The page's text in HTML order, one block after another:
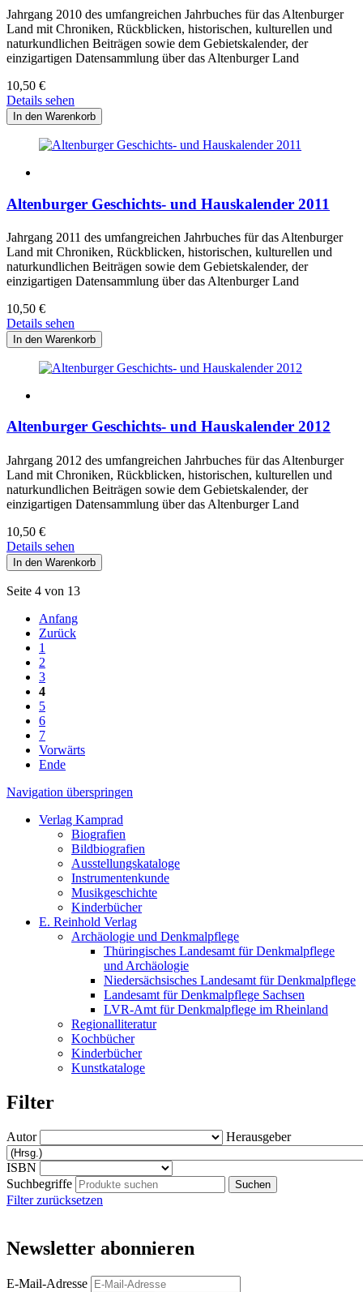
Jahrgang 2010 des umfangreichen Jahrbuches für das Altenburger
Land mit Chroniken, Rückblicken, historischen, kulturellen und
naturkundlichen Beiträgen sowie dem Gebietskalender, der
einzigartigen Datensammlung über das Altenburger Land
10,50 €
Details sehen
Altenburger Geschichts- und Hauskalender 2011
Jahrgang 2011 des umfangreichen Jahrbuches für das Altenburger
Land mit Chroniken, Rückblicken, historischen, kulturellen und
naturkundlichen Beiträgen sowie dem Gebietskalender, der
einzigartigen Datensammlung über das Altenburger Land
10,50 €
Details sehen
Altenburger Geschichts- und Hauskalender 2012
Jahrgang 2012 des umfangreichen Jahrbuches für das Altenburger
Land mit Chroniken, Rückblicken, historischen, kulturellen und
naturkundlichen Beiträgen sowie dem Gebietskalender, der
einzigartigen Datensammlung über das Altenburger Land
10,50 €
Details sehen
Seite 4 von 13
Anfang
Zurück
1
2
3
4
5
6
7
Vorwärts
Ende
Navigation überspringen
Verlag Kamprad
Biografien
Bildbiografien
Ausstellungskataloge
Instrumentenkunde
Musikgeschichte
Kinderbücher
E. Reinhold Verlag
Archäologie und Denkmalpflege
Thüringisches Landesamt für Denkmalpflege
und Archäologie
Niedersächsisches Landesamt für Denkmalpflege
Landesamt für Denkmalpflege Sachsen
LVR-Amt für Denkmalpflege im Rheinland
Regionalliteratur
Kochbücher
Kinderbücher
Kunstkataloge
Filter
Autor Herausgeber
ISBN
Suchbegriffe
Filter zurücksetzen
Newsletter abonnieren
E-Mail-Adresse